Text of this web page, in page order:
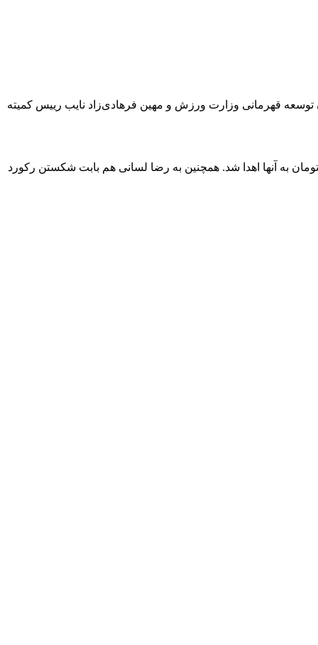
و در حضور سید محمد شروین اسبقیان معاون توسعه قهرمانی وزارت ورزش و مهین فرهادی‌زاد نایب رییس کمیته
سواری دارندگان مدال طلا مبلغ ۵۰ میلیون تومان، رومینا سالک هم که صاحب مدال برنز شده بود مبلغ ۳۵ میلیون تومان به آنها اهدا شد. همچنین به رضا لسانی هم بابت شکستن رکورد